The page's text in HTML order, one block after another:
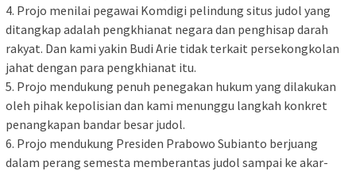
4. ⁠Projo menilai pegawai Komdigi pelindung situs judol yang
ditangkap adalah pengkhianat negara dan penghisap darah
rakyat. Dan kami yakin Budi Arie tidak terkait persekongkolan
jahat dengan para pengkhianat itu.
5. ⁠Projo mendukung penuh penegakan hukum yang dilakukan
oleh pihak kepolisian dan kami menunggu langkah konkret
penangkapan bandar besar judol.
6. ⁠Projo mendukung Presiden Prabowo Subianto berjuang
dalam perang semesta memberantas judol sampai ke akar-